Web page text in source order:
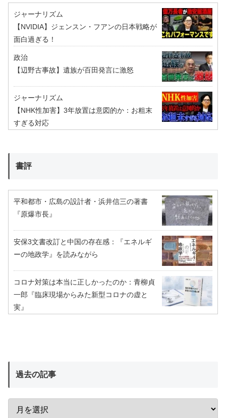
ジャーナリズム
【NVIDIA】ジェンスン・フアンの日本戦略が
面白過ぎる！
政治
【辺野古事故】遺族が百田発言に激怒
ジャーナリズム
【NHK性加害】3年放置は意図的か：お粗末
すぎる対応
書評
平和都市・広島の設計者・浜井信三の著書
『原爆市長』
安保3文書改訂と中国の存在感：『エネルギ
ーの地政学』を読みながら
コロナ対策は本当に正しかったのか：青柳貞
一郎『臨床現場からみた新型コロナの虚と
実』
過去の記事